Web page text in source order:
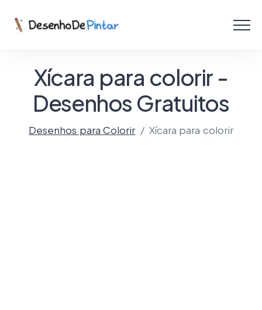
Colorir Online
Criar com IA!
Xícara para colorir -
Desenhos Gratuitos
Desenhos para Colorir Xícara para colorir